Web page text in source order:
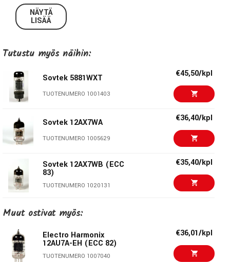
Excellent choice for both Hifi and instrument
amplification
Price per piece
Sovtek - Keeping Sound Alive
Sovtek tubes are quite simply the absolute best. They
design and manufacture their tubes, engineered for
demanding high fidelity, reliability and overall warmth. Be
sure to insist on genuine Sovtek vacuum tubes the next
possible tubes for any demanding application.
NÄYTÄ
LISÄÄ
Tutustu myös näihin:
Sovtek 5881WXT
TUOTENUMERO 1001403
€45,50/kpl
Sovtek 12AX7WA
TUOTENUMERO 1005629
€36,40/kpl
Sovtek 12AX7WB (ECC
83)
TUOTENUMERO 1020131
€35,40/kpl
Sovtek 5881/6L6WGC
Sovtek 12AX7LP-S €35,40/kpl
Muut ostivat myös:
Electro Harmonix
12AU7A-EH (ECC 82)
TUOTENUMERO 1007040
€36,01/kpl